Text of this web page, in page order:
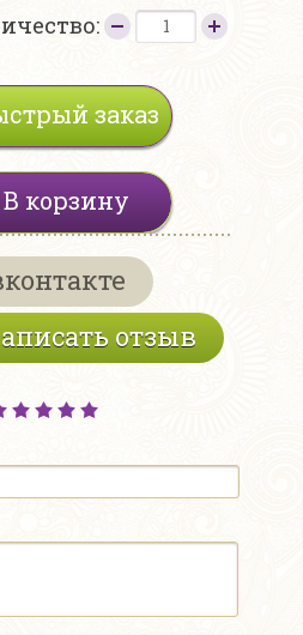
заказ
В корзину
отзыв